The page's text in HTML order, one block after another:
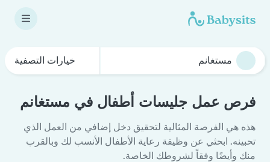
خيارات التصفية
فرص عمل جليسات أطفال في مستغانم
هذه هي الفرصة المثالية لتحقيق دخل إضافي من العمل الذي
تحبينه. ابحثي عن وظيفة رعاية الأطفال الأنسب لك وبالقرب
منك وأيضًا وفقاً لشروطك الخاصة.